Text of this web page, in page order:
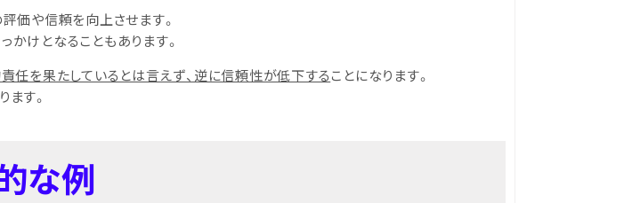
価や信頼を向上させます。
けとなることもあります。
任を果たしているとは言えず、逆に信頼性が低下することになります。
す。
な例